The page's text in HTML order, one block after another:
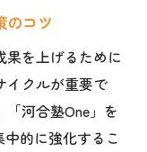
のコツ
を上げるために
イクルが重要で
河合塾One」を
的に強化するこ